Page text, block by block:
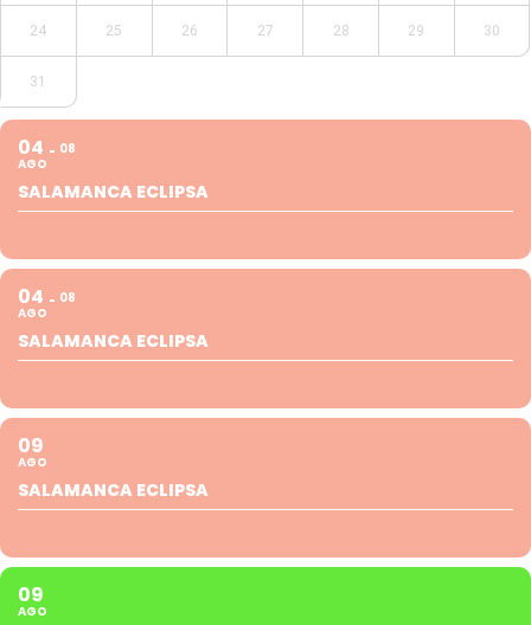
24 25 26 27 28 29 30
31
04
AGO
08
SALAMANCA ECLIPSA
04
AGO
08
SALAMANCA ECLIPSA
09
AGO
SALAMANCA ECLIPSA
09
AGO